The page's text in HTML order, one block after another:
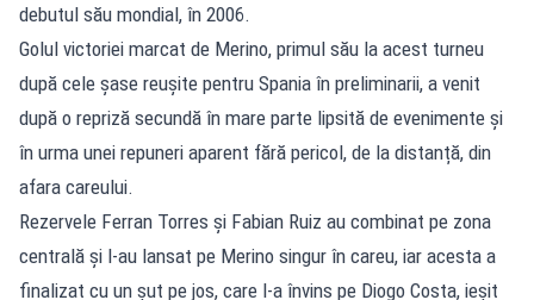
debutul său mondial, în 2006.
Golul victoriei marcat de Merino, primul său la acest turneu
după cele șase reușite pentru Spania în preliminarii, a venit
după o repriză secundă în mare parte lipsită de evenimente și
în urma unei repuneri aparent fără pericol, de la distanță, din
afara careului.
Rezervele Ferran Torres și Fabian Ruiz au combinat pe zona
centrală și l-au lansat pe Merino singur în careu, iar acesta a
finalizat cu un șut pe jos, care l-a învins pe Diogo Costa, ieșit